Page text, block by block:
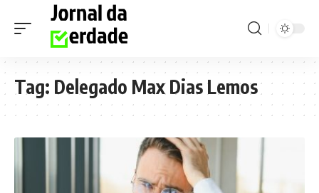
Tag: Delegado Max Dias Lemos